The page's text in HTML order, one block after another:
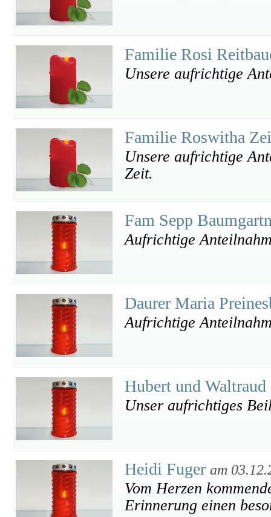
Familie Rosi
Unsere aufrichtige
Familie Roswitha
Unsere aufrichtige
Zeit.
Fam Sepp
Aufrichtige
Daurer Maria
Aufrichtige
Hubert und
Unser aufrichtiges
Heidi Fuger am
Vom Herzen
Erinnerung einen